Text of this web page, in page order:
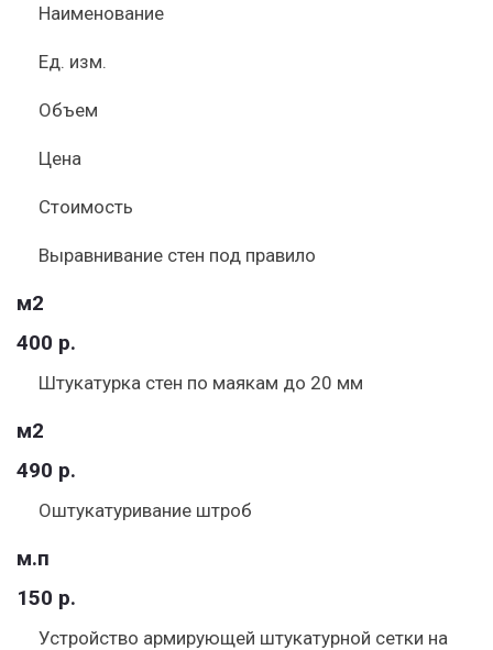
Наименование
Ед. изм.
Объем
Цена
Стоимость
Выравнивание стен под правило
м2
400 р.
Штукатурка стен по маякам до 20 мм
м2
490 р.
Оштукатуривание штроб
м.п
150 р.
Устройство армирующей штукатурной сетки на